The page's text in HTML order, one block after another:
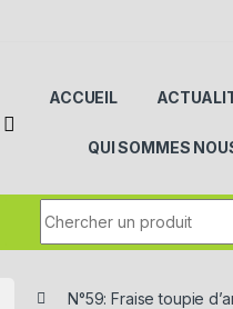
ACCUEIL
QUI SOMMES
N°59: Fraise toupie